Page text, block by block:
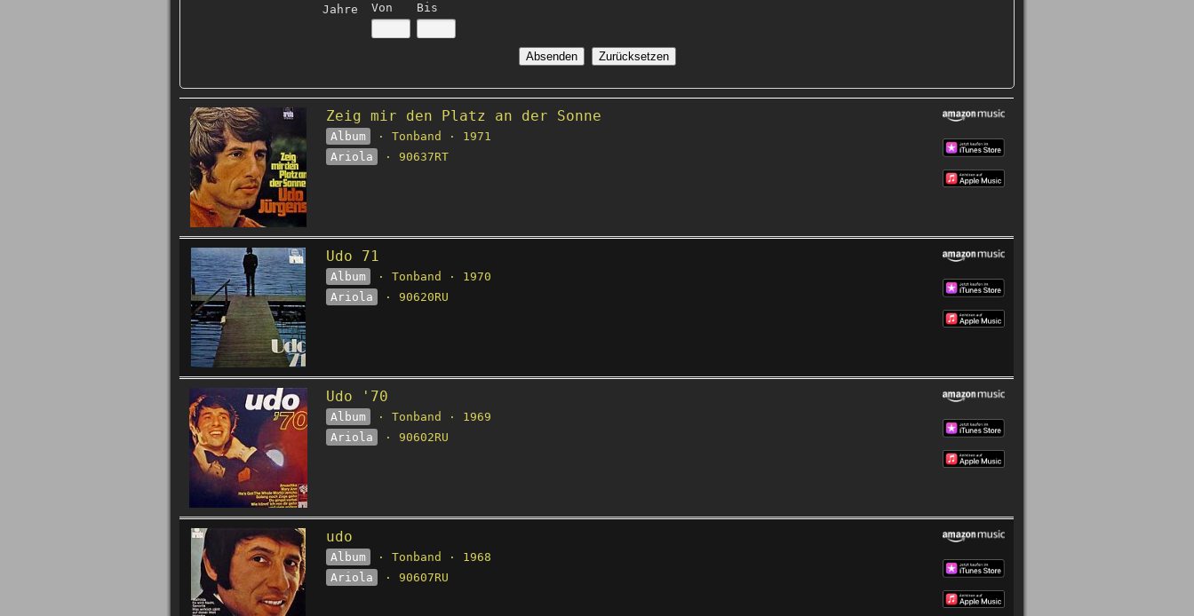
Jahre Von Bis
Zeig mir den Platz an der Sonne
Album
· Tonband · 1971
Ariola
· 90637RT
Udo 71
Album
· Tonband · 1970
Ariola
· 90620RU
Udo '70
Album
· Tonband · 1969
Ariola
· 90602RU
udo
Album
· Tonband · 1968
Ariola
· 90607RU